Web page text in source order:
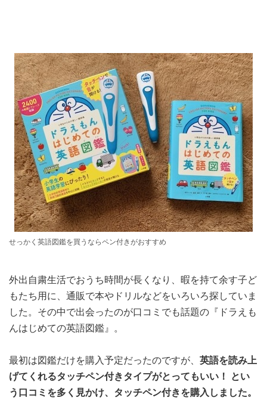
せっかく英語図鑑を買うならペン付きがおすすめ
外出自粛生活でおうち時間が長くなり、暇を持て余す子ど
もたち用に、通販で本やドリルなどをいろいろ探していま
した。その中で出会ったのが口コミでも話題の『ドラえも
んはじめての英語図鑑』。
最初は図鑑だけを購入予定だったのですが、 英語を読み上
げてくれるタッチペン付きタイプがとってもいい！ とい
う口コミを多く見かけ、タッチペン付きを購入しました。